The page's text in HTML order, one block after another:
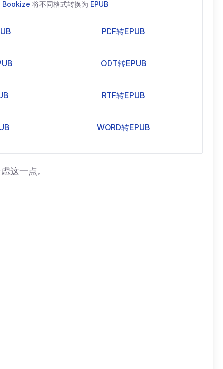
Bookize 将不同格式转换为 EPUB
PDF转EPUB
ODT转EPUB
RTF转EPUB
WORD转EPUB
这一点。